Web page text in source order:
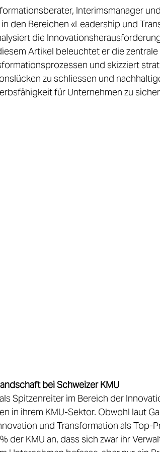
Interimsmanager
den Bereichen «Leadership und
die
Artikel beleuchtet er die
und skizziert
zu schliessen und
für Unternehmen zu
bei Schweizer KMU
Spitzenreiter im Bereich der
in ihrem KMU-Sektor. Obwohl laut
und Transformation als Top-
der KMU an, dass sich zwar ihr